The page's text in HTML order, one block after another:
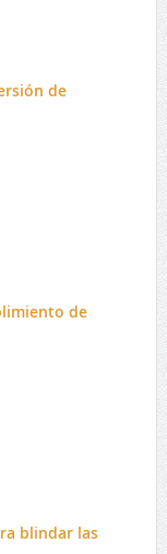
de
de
blindar las